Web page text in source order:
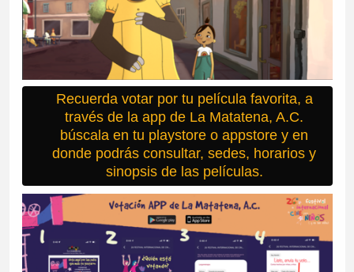
Recuerda votar por tu película favorita, a
través de la app de La Matatena, A.C.
búscala en tu playstore o appstore y en
donde podrás consultar, sedes, horarios y
sinopsis de las películas.